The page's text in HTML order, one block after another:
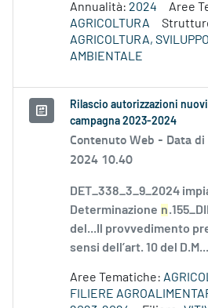
Annualità: 2024
Aree
AGRICOLTURA
AGRICOLTURA,
AMBIENTALE
Rilascio autorizzazioni
campagna 2023-2024
Contenuto Web - Data
2024 10.40
DET_338_3_9_2024
Determinazione n
del...Il provvedimento
sensi dell’art. 10 del
Aree Tematiche:
FILIERE